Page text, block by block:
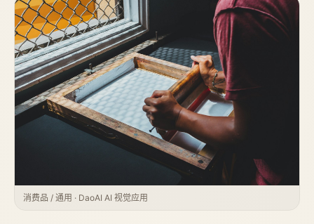
消费品 / 通用 · DaoAI AI 视觉应用